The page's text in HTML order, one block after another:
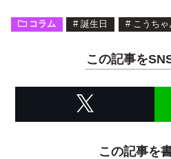
コラム # 誕生日 # こうち
この記事を
この記事を